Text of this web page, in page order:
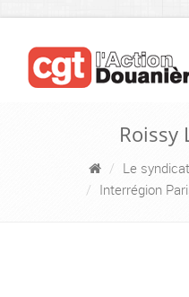
Roissy
Le syndicat
Interrégion